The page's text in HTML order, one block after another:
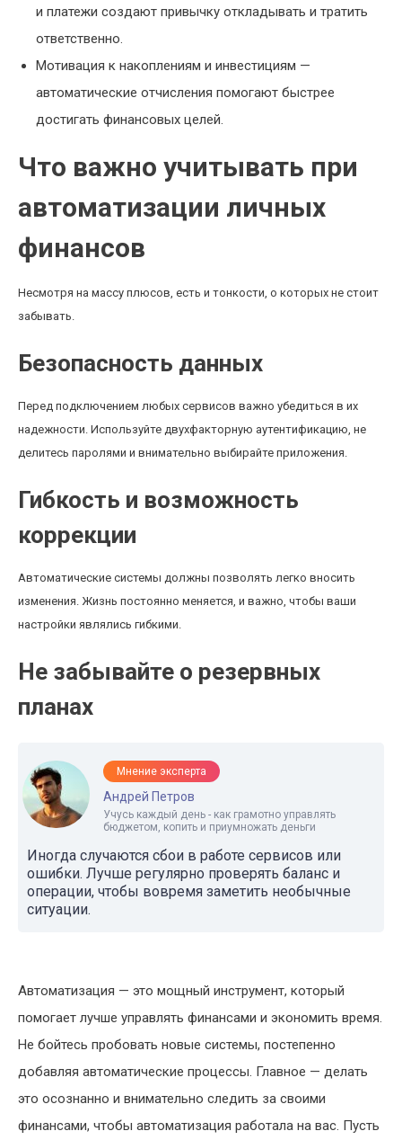
и платежи создают привычку откладывать и тратить
ответственно.
Мотивация к накоплениям и инвестициям —
автоматические отчисления помогают быстрее
достигать финансовых целей.
Что важно учитывать при
автоматизации личных
финансов
Несмотря на массу плюсов, есть и тонкости, о которых не стоит
забывать.
Безопасность данных
Перед подключением любых сервисов важно убедиться в их
надежности. Используйте двухфакторную аутентификацию, не
делитесь паролями и внимательно выбирайте приложения.
Гибкость и возможность
коррекции
Автоматические системы должны позволять легко вносить
изменения. Жизнь постоянно меняется, и важно, чтобы ваши
настройки являлись гибкими.
Не забывайте о резервных
планах
Мнение эксперта
Андрей Петров
Учусь каждый день - как грамотно управлять
бюджетом, копить и приумножать деньги
Иногда случаются сбои в работе сервисов или
ошибки. Лучше регулярно проверять баланс и
операции, чтобы вовремя заметить необычные
ситуации.
Автоматизация — это мощный инструмент, который
помогает лучше управлять финансами и экономить время.
Не бойтесь пробовать новые системы, постепенно
добавляя автоматические процессы. Главное — делать
это осознанно и внимательно следить за своими
финансами, чтобы автоматизация работала на вас. Пусть